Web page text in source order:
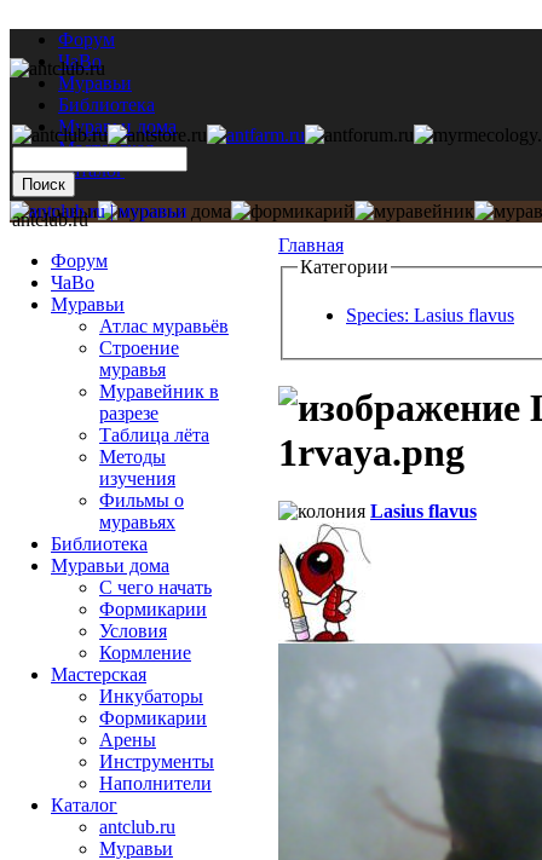
Форум
ЧаВо
Муравьи
Библиотека
Муравьи дома
Мастерская
Каталог
Главная
Категории
Species: Lasius flavus
1rvaya.png
Lasius flavus
antclub.ru
Форум
ЧаВо
Муравьи
Атлас муравьёв
Строение
муравья
Муравейник в
разрезе
Таблица лёта
Методы
изучения
Фильмы о
муравьях
Библиотека
Муравьи дома
С чего начать
Формикарии
Условия
Кормление
Мастерская
Инкубаторы
Формикарии
Арены
Инструменты
Наполнители
Каталог
antclub.ru
Муравьи